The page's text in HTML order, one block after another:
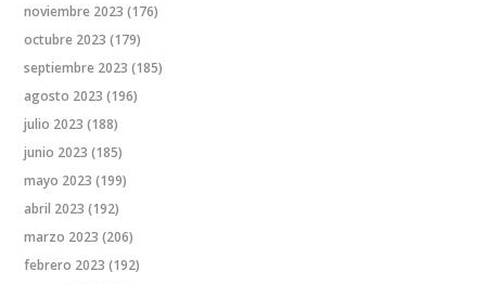
noviembre 2023 (176)
octubre 2023 (179)
septiembre 2023 (185)
agosto 2023 (196)
julio 2023 (188)
junio 2023 (185)
mayo 2023 (199)
abril 2023 (192)
marzo 2023 (206)
febrero 2023 (192)